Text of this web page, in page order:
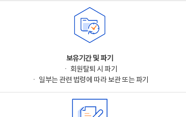
보유기간 및 파기
ㆍ 회원탈퇴 시 파기
ㆍ 일부는 관련 법령에 따라 보관 또는 파기